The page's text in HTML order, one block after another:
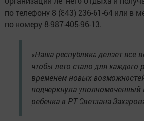
по телефону 8 (843) 236-61-64 или в
по номеру 8-987-405-96-13.
«Наша республика делает всё
чтобы лето стало для каждого
временем новых
подчеркнула уполномоченный
ребенка в РТ Светлана